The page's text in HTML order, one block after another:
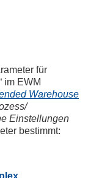
für
im EWM
Warehouse
Einstellungen
bestimmt: